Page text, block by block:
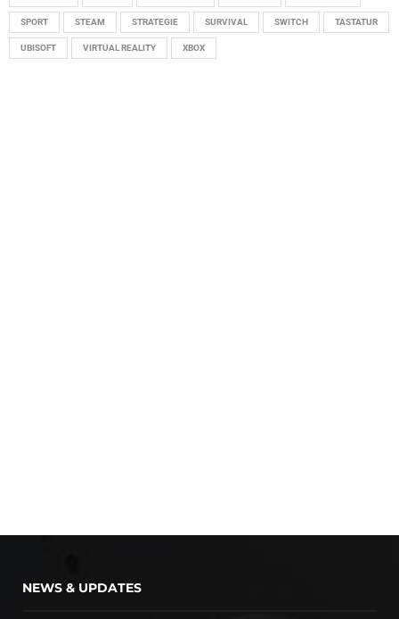
SPORT STEAM STRATEGIE SURVIVAL SWITCH TASTATUR
UBISOFT VIRTUAL REALITY XBOX
NEWS & UPDATES